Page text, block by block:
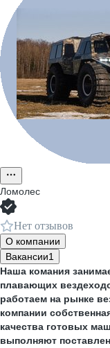
Ломолес
Нет отзывов
О компании
Вакансии1
Наша комания
плавающих
работаем на рынке
компании
качества готовых
выполняют